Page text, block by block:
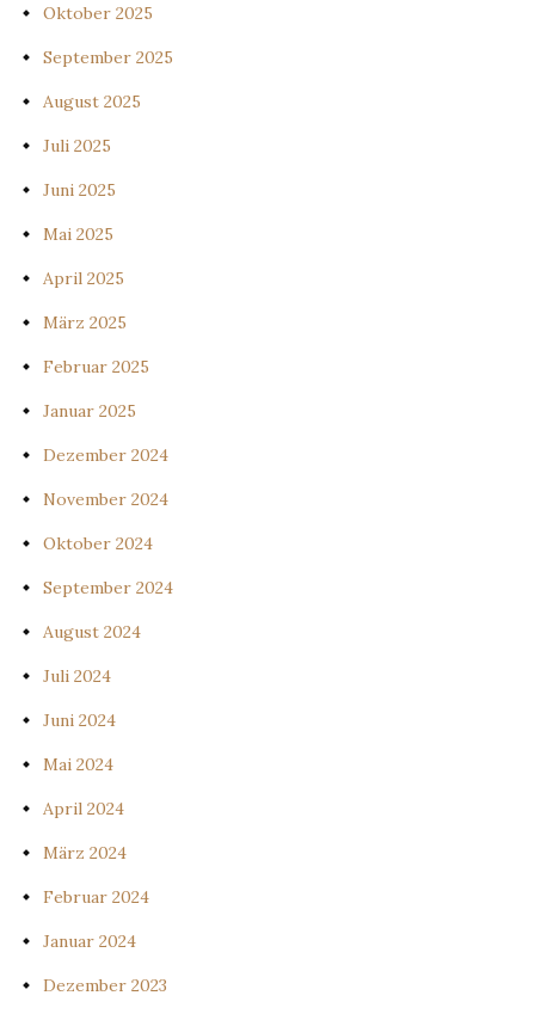
Oktober 2025
September 2025
August 2025
Juli 2025
Juni 2025
Mai 2025
April 2025
März 2025
Februar 2025
Januar 2025
Dezember 2024
November 2024
Oktober 2024
September 2024
August 2024
Juli 2024
Juni 2024
Mai 2024
April 2024
März 2024
Februar 2024
Januar 2024
Dezember 2023